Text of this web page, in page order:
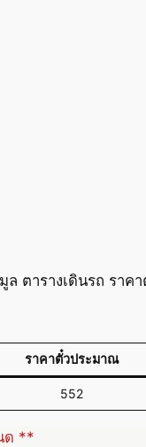
ตารางเดินรถ ราคา
ราคาตั๋วประมาณ
552
ด **